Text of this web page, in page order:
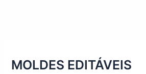
MOLDES EDITÁVEIS